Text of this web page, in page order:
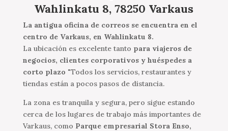
Wahlinkatu 8, 78250 Varkaus
La antigua oficina de correos se encuentra en el
centro de Varkaus, en Wahlinkatu 8.
La ubicación es excelente tanto para viajeros de
negocios, clientes corporativos y huéspedes a
corto plazo "Todos los servicios, restaurantes y
tiendas están a pocos pasos de distancia.
La zona es tranquila y segura, pero sigue estando
cerca de los lugares de trabajo más importantes de
Varkaus, como Parque empresarial Stora Enso,